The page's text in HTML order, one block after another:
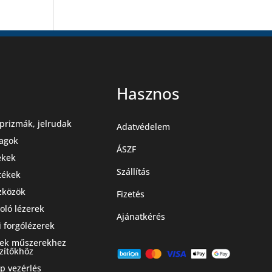
jelrudak
lézerek
forgólézerek
műszerekhez
vezérlés
Hasznos
Adatvédelem
ÁSZF
Szállítás
Fizetés
Ajánatkérés